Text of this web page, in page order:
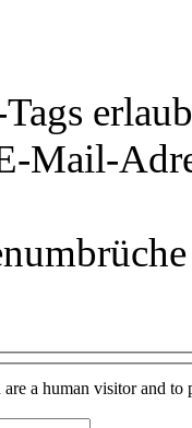
Mail-
a human visitor and to